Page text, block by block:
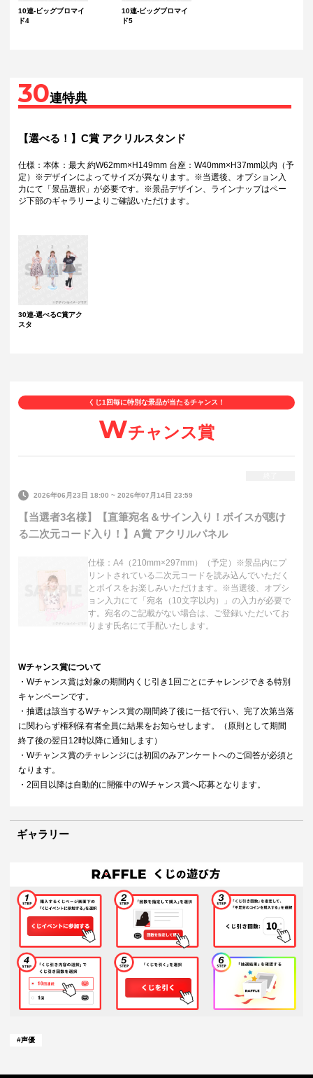
10連-ビッグブロマイ
ド4
10連-ビッグブロマイ
ド5
30連特典
【選べる！】C賞 アクリルスタンド
仕様：本体：最大 約W62mm×H149mm 台座：W40mm×H37mm以内（予
定）※デザインによってサイズが異なります。※当選後、オプション入
力にて「景品選択」が必要です。※景品デザイン、ラインナップはペー
ジ下部のギャラリーよりご確認いただけます。
30連-選べるC賞アク
スタ
くじ1回毎に特別な景品が当たるチャンス！
Wチャンス賞
2026年06月23日 18:00 ~2026年07月14日 23:59
【当選者3名様】【直筆宛名＆サイン入り！ボイスが聴け
る二次元コード入り！】A賞 アクリルパネル
仕様：A4（210mm×297mm）（予定）※景品内にプ
リントされている二次元コードを読み込んでいただく
とボイスをお楽しみいただけます。※当選後、オプシ
ョン入力にて「宛名（10文字以内）」の入力が必要で
す。宛名のご記載がない場合は、ご登録いただいてお
ります氏名にて手配いたします。
Wチャンス賞について
・Wチャンス賞は対象の期間内くじ引き1回ごとにチャレンジできる特別
キャンペーンです。
・抽選は該当するWチャンス賞の期間終了後に一括で行い、完了次第当落
に関わらず権利保有者全員に結果をお知らせします。（原則として期間
終了後の翌日12時以降に通知します）
・Wチャンス賞のチャレンジには初回のみアンケートへのご回答が必須と
なります。
・2回目以降は自動的に開催中のWチャンス賞へ応募となります。
ギャラリー
#声優